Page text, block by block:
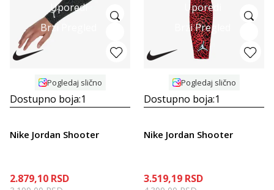
Uporedi
Brzi Pregled
Pogledaj slično
Dostupno boja:1
Nike Jordan Shooter
2.879,10 RSD
Uporedi
Brzi Pregled
Pogledaj slično
Dostupno boja:1
Nike Jordan Shooter
3.519,19 RSD